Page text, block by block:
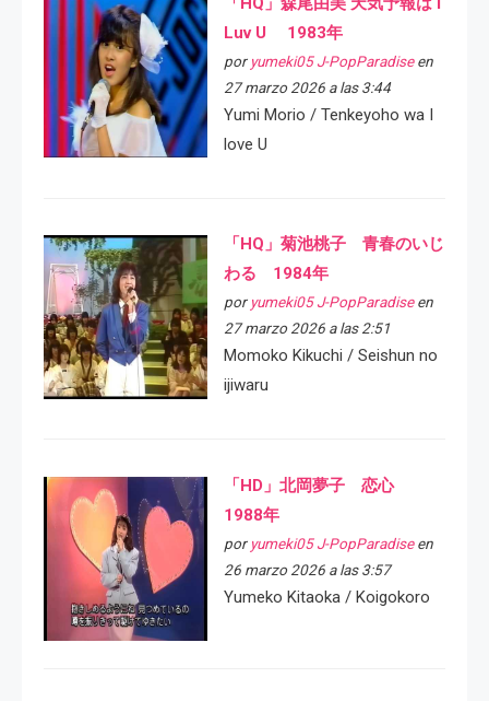
Luv U 1983年
por yumeki05 J-PopParadiseen
27 marzo 2026 a las 3:44
Yumi Morio / Tenkeyoho wa I
love U
「HQ」菊池桃子 青春のいじ
わる 1984年
por yumeki05 J-PopParadiseen
27 marzo 2026 a las 2:51
Momoko Kikuchi / Seishun no
ijiwaru
「HD」北岡夢子 恋心
1988年
por yumeki05 J-PopParadiseen
26 marzo 2026 a las 3:57
Yumeko Kitaoka / Koigokoro